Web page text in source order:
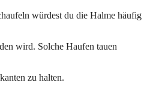
würdest du die Halme häufig
wird. Solche Haufen tauen
zu halten.